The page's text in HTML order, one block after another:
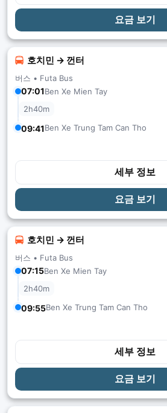
요금 보기
호치민 → 껀터
버스 • Futa Bus
07:01Ben Xe Mien Tay
2h40m
09:41Ben Xe Trung Tam Can Tho
세부 정보
요금 보기
호치민 → 껀터
버스 • Futa Bus
07:15Ben Xe Mien Tay
2h40m
09:55Ben Xe Trung Tam Can Tho
세부 정보
요금 보기